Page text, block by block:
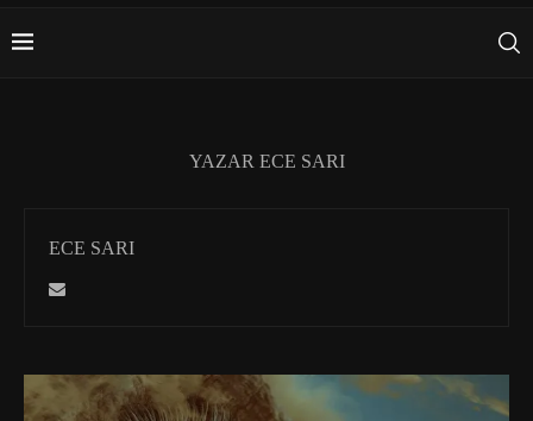
YAZAR ECE SARI
ECE SARI